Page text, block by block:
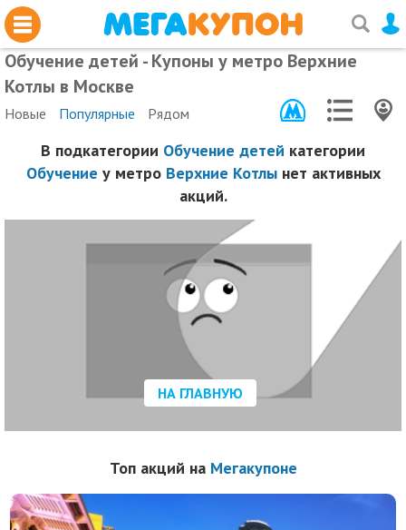
Обучение детей - Купоны у метро Верхние
Котлы в Москве
Новые Популярные Рядом
В подкатегории Обучение детей категории
Обучение у метро Верхние Котлынет активных
акций.
НА ГЛАВНУЮ
Топ акций на Мегакупоне